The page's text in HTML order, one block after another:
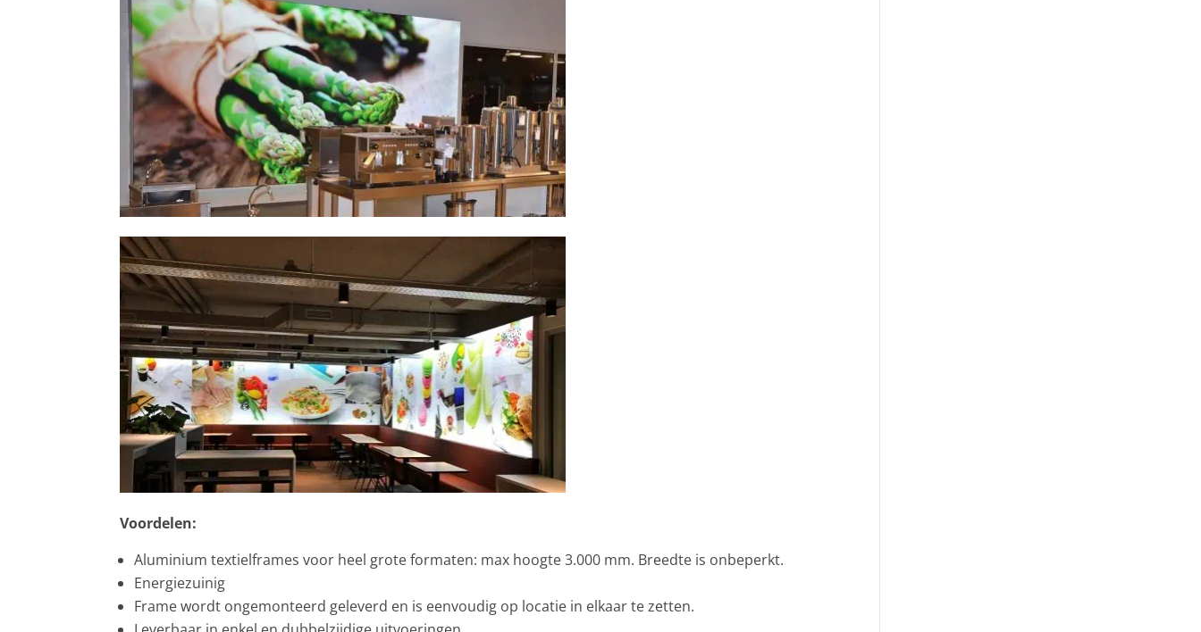
Voordelen:
Aluminium textielframes voor heel grote formaten: max hoogte 3.000 mm. Breedte is onbeperkt.
Energiezuinig
Frame wordt ongemonteerd geleverd en is eenvoudig op locatie in elkaar te zetten.